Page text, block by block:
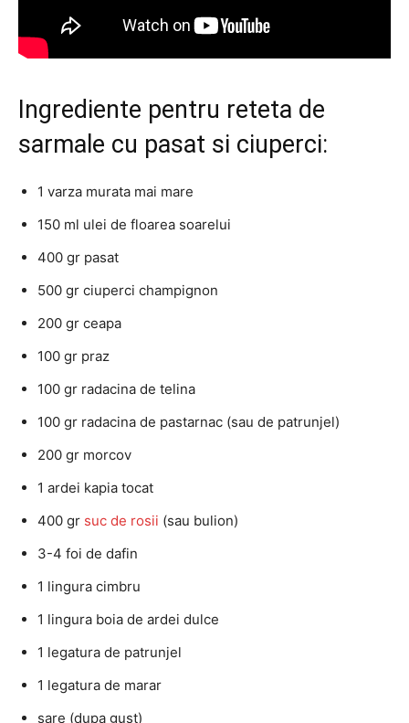
Ingrediente pentru reteta de
sarmale cu pasat si ciuperci:
1 varza murata mai mare
150 ml ulei de floarea soarelui
400 gr pasat
500 gr ciuperci champignon
200 gr ceapa
100 gr praz
100 gr radacina de telina
100 gr radacina de pastarnac (sau de patrunjel)
200 gr morcov
1 ardei kapia tocat
400 gr suc de rosii (sau bulion)
3-4 foi de dafin
1 lingura cimbru
1 lingura boia de ardei dulce
1 legatura de patrunjel
1 legatura de marar
sare (dupa gust)